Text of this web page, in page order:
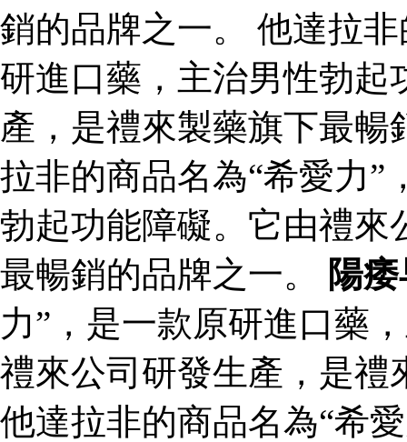
銷的品牌之一。 他達拉
研進口藥，主治男性勃起
產，是禮來製藥旗下最
拉非的商品名為“希愛力”
勃起功能障礙。它由禮來
最暢銷的品牌之一。
陽
力”，是一款原研進口藥
禮來公司研發生產，是禮
他達拉非的商品名為“希